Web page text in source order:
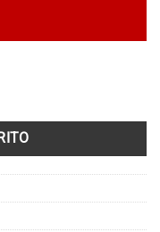
GRUNDFOS SCALA1